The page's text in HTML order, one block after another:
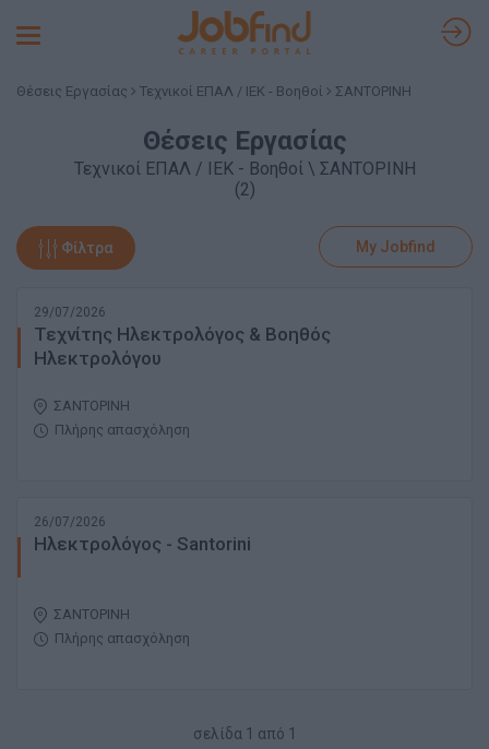
Toggle
Θέσεις Εργασίας Τεχνικοί ΕΠΑΛ / ΙΕΚ - Βοηθοί ΣΑΝΤΟΡΙΝΗ
Θέσεις Εργασίας
Τεχνικοί ΕΠΑΛ / ΙΕΚ - Βοηθοί \ ΣΑΝΤΟΡΙΝΗ
(2)
Φίλτρα My Jobfind
29/07/2026
Τεχνίτης Ηλεκτρολόγος & Βοηθός
Ηλεκτρολόγου
ΣΑΝΤΟΡΙΝΗ
Πλήρης απασχόληση
26/07/2026
Ηλεκτρολόγος - Santorini
ΣΑΝΤΟΡΙΝΗ
Πλήρης απασχόληση
σελίδα 1 από 1